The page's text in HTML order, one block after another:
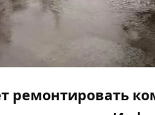
ремонтировать